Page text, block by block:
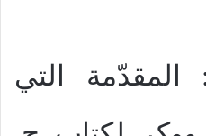
المقدّمة التي